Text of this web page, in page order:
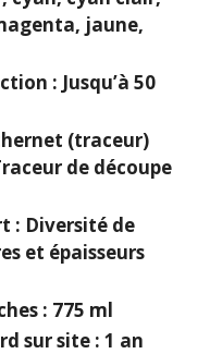
jaune,
: Jusqu’à 50
(traceur)
de découpe
: Diversité de
et épaisseurs
: 775 ml
sur site : 1 an